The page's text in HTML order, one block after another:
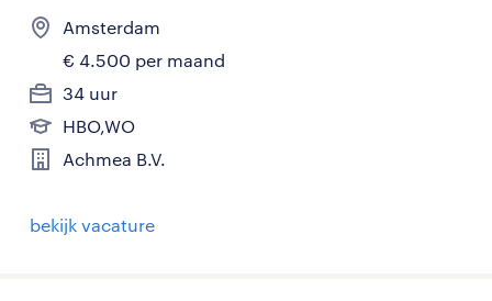
Amsterdam
€ 4.500 per maand
34 uur
HBO,WO
Achmea B.V.
bekijk vacature